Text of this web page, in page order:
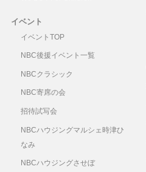
イベント
イベントTOP
NBC後援イベント一覧
NBCクラシック
NBC寄席の会
招待試写会
NBCハウジングマルシェ時津ひ
なみ
NBCハウジングさせぼ